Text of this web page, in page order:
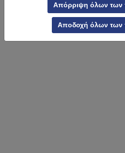
Απόρριψη όλων των
Αποδοχή όλων των